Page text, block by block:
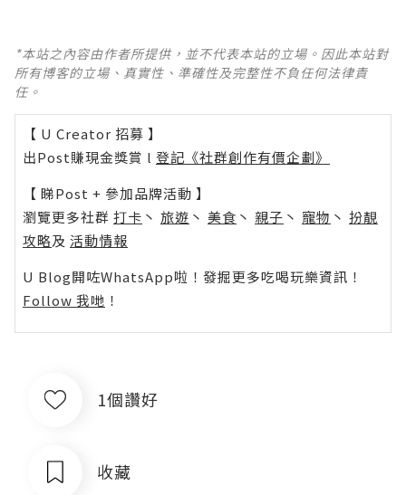
*本站之內容由作者所提供，並不代表本站的立場。因此本站對
所有博客的立場、真實性、準確性及完整性不負任何法律責
任。
【 U Creator 招募 】
出Post賺現金獎賞 l 登記《社群創作有價企劃》
【 睇Post + 參加品牌活動 】
瀏覽更多社群 打卡 丶 旅遊 丶 美食 丶 親子 丶 寵物 丶 扮靚
攻略及 活動情報
U Blog開咗WhatsApp啦！發掘更多吃喝玩樂資訊！
Follow 我哋 ！
1個讚好
收藏